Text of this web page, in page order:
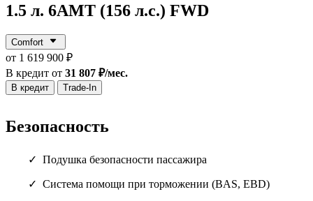
1.5 л. 6АМТ (156 л.с.) FWD
Comfort
от 1 619 900 ₽
В кредит от 31 807 ₽/мес.
В кредит Trade-In
Безопасность
Подушка безопасности пассажира
Система помощи при торможении (BAS, EBD)